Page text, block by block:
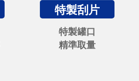
特製刮片
特製罐口
精準取量